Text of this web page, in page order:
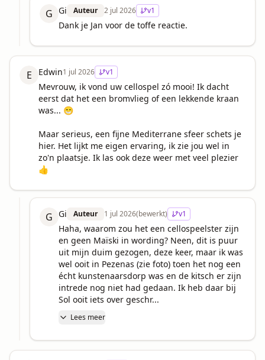
G Gi Auteur 2 jul 2026 v1
Dank je Jan voor de toffe reactie.
E Edwin1 jul 2026 v1
Mevrouw, ik vond uw cellospel zó mooi! Ik dacht
eerst dat het een bromvlieg of een lekkende kraan
was... 😁
Maar serieus, een fijne Mediterrane sfeer schets je
hier. Het lijkt me eigen ervaring, ik zie jou wel in
zo'n plaatsje. Ik las ook deze weer met veel plezier
👍
G Gi Auteur 1 jul 2026(bewerkt) v1
Haha, waarom zou het een cellospeelster zijn
en geen Maïski in wording? Neen, dit is puur
uit mijn duim gezogen, deze keer, maar ik was
wel ooit in Pezenas (zie foto) toen het nog een
écht kunstenaarsdorp was en de kitsch er zijn
intrede nog niet had gedaan. Ik heb daar bij
Sol ooit iets over geschr...
Lees meer